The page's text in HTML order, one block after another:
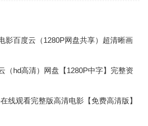
影百度云（1280P网盘共享）超清晰画
（hd高清）网盘【1280P中字】完整资
线观看完整版高清电影【免费高清版】